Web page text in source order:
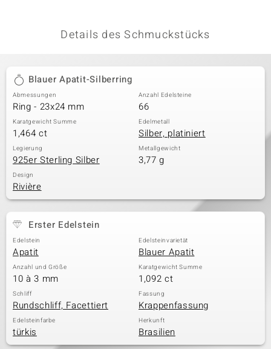
Classics
Details des Schmuckstücks
Blauer Apatit-Silberring
Abmessungen
Ring - 23x24 mm
Anzahl Edelsteine
66
Karatgewicht Summe
1,464 ct
Edelmetall
Silber, platiniert
Legierung
925er Sterling Silber
Metallgewicht
3,77 g
Design
Rivière
Erster Edelstein
Edelstein
Apatit
Edelsteinvarietät
Blauer Apatit
Anzahl und Größe
10 à 3 mm
Karatgewicht Summe
1,092 ct
Schliff
Rundschliff, Facettiert
Fassung
Krappenfassung
Edelsteinfarbe
türkis
Herkunft
Brasilien